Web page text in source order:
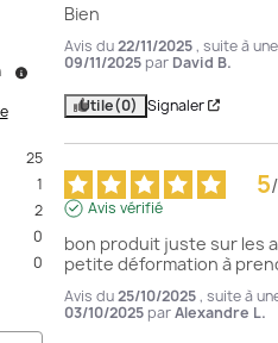
25
1
2
0
0
Bien
Avis du22/11/2025, suite à
09/11/2025 par David B.
Utile(0) Signaler
5/
Avis vérifié
bon produit juste sur les
petite déformation à
Avis du25/10/2025, suite à
03/10/2025 parAlexandre L.